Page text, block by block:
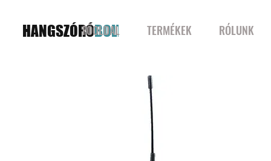
HANGSZÓRÓBOLT
FŐOLDAL TERMÉKEK RÓLUNK